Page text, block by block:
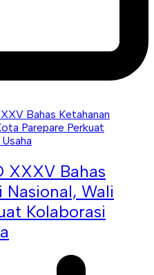
XXXV Bahas
Nasional, Wali
Kolaborasi